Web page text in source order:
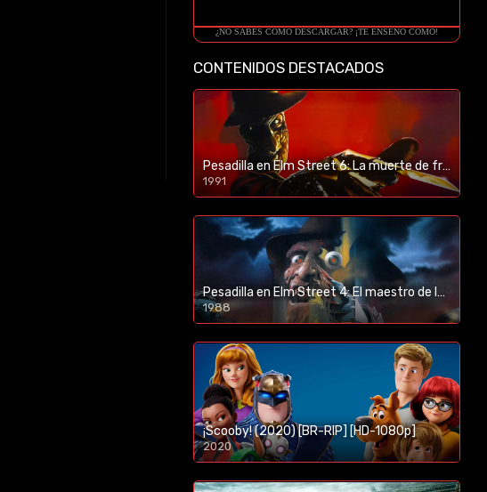
¿NO SABES COMO DESCARGAR? ¡TE ENSEÑO COMO!
CONTENIDOS DESTACADOS
Pesadilla en Elm Street 6: La muerte de freddy (1991) [BR-RIP] [HD-1080p]
1991
Pesadilla en Elm Street 4: El maestro de los sueños (1988) [BR-RIP] [HD-1080p]
1988
¡Scooby! (2020) [BR-RIP] [HD-1080p]
2020
1080p/720p